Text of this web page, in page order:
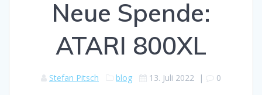
Neue Spende:
ATARI 800XL
Stefan Pitsch blog 13. Juli 2022 | 0